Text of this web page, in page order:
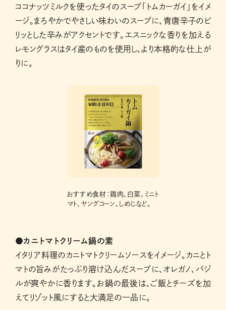
ココナッツミルクを使ったタイのスープ「トムカーガイ」をイメ
ージ。まろやかでやさしい味わいのスープに、青唐辛子のピ
リッとした辛みがアクセントです。エスニックな香りを加える
レモングラスはタイ産のものを使用し、より本格的な仕上が
りに。
おすすめ食材：鶏肉、白菜、ミニト
マト、ヤングコーン、しめじなど。
●カニトマトクリーム鍋の素
イタリア料理のカニトマトクリームソースをイメージ。カニとト
マトの旨みがたっぷり溶け込んだスープに、オレガノ、バジ
ルが爽やかに香ります。お鍋の最後は、ご飯とチーズを加
えてリゾット風にすると大満足の一品に。